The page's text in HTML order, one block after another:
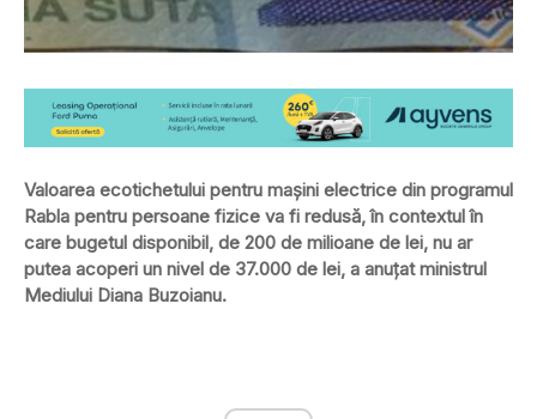
Valoarea ecotichetului pentru mașini electrice din programul
Rabla pentru persoane fizice va fi redusă, în contextul în
care bugetul disponibil, de 200 de milioane de lei, nu ar
putea acoperi un nivel de 37.000 de lei, a anuțat ministrul
Mediului Diana Buzoianu.